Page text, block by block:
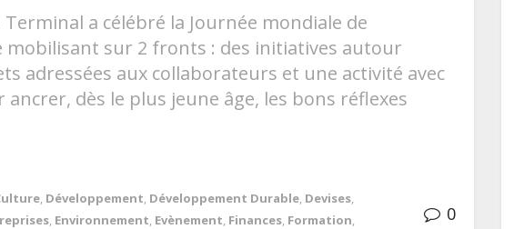
Terminal a célébré la Journée mondiale de
mobilisant sur 2 fronts : des initiatives autour
adressées aux collaborateurs et une activité avec
ancrer, dès le plus jeune âge, les bons réflexes
Développement Développement Durable Devises
Environnement Evènement Finances Formation 0